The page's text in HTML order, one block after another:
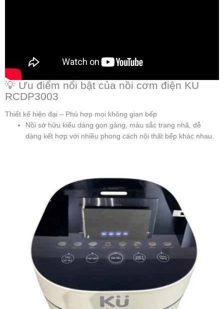
💡 Ưu điểm nổi bật của nồi cơm điện KU
RCDP3003
Thiết kế hiện đại – Phù hợp mọi không gian bếp
Nồi sở hữu kiểu dáng gọn gàng, màu sắc trang nhã, dễ
dàng kết hợp với nhiều phong cách nội thất bếp khác nhau.